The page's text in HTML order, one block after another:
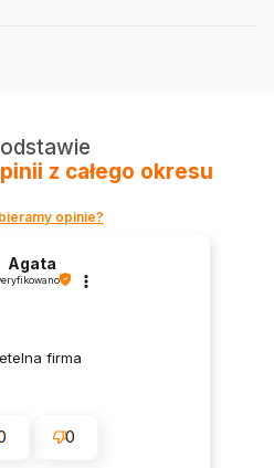
z całego okresu
opinie?
Agata
firma
0